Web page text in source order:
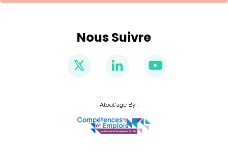
Nous Suivre
Atout'âge By :